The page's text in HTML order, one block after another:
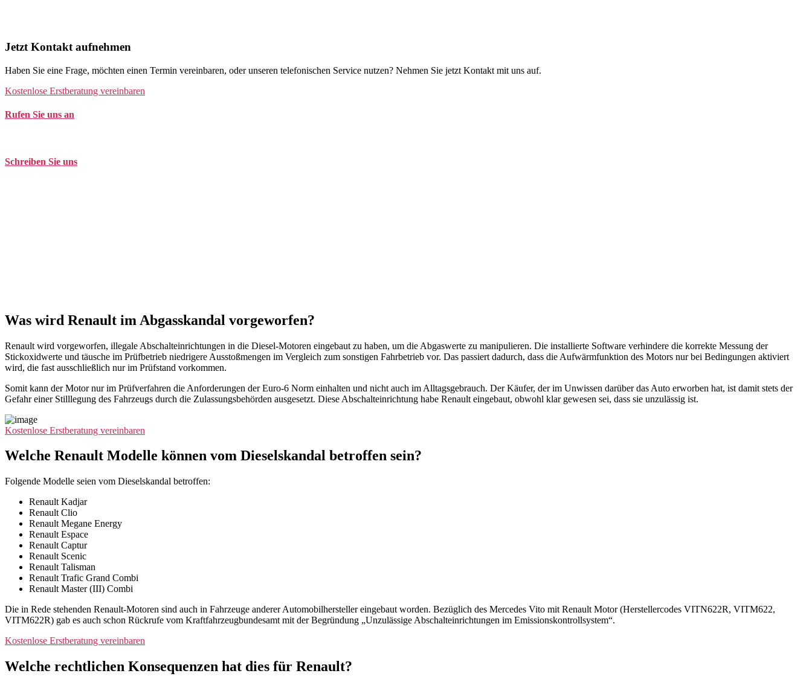
Jetzt Kontakt aufnehmen
Haben Sie eine Frage, möchten einen Termin vereinbaren, oder unseren telefonischen Service nutzen? Nehmen Sie jetzt Kontakt mit uns auf.
Kostenlose Erstberatung vereinbaren
Rufen Sie uns an
Schreiben Sie uns
Was wird Renault im Abgasskandal vorgeworfen?
Renault wird vorgeworfen, illegale Abschalteinrichtungen in die Diesel-Motoren eingebaut zu haben, um die Abgaswerte zu manipulieren. Die installierte Software verhindere die korrekte Messung der
Stickoxidwerte und täusche im Prüfbetrieb niedrigere Ausstoßmengen im Vergleich zum sonstigen Fahrbetrieb vor. Das passiert dadurch, dass die Aufwärmfunktion des Motors nur bei Bedingungen aktiviert
wird, die fast ausschließlich nur im Prüfstand vorkommen.
Somit kann der Motor nur im Prüfverfahren die Anforderungen der Euro-6 Norm einhalten und nicht auch im Alltagsgebrauch. Der Käufer, der im Unwissen darüber das Auto erworben hat, ist damit stets der
Gefahr einer Stilllegung des Fahrzeugs durch die Zulassungsbehörden ausgesetzt. Diese Abschalteinrichtung habe Renault eingebaut, obwohl klar gewesen sei, dass sie unzulässig ist.
Kostenlose Erstberatung vereinbaren
Welche Renault Modelle können vom Dieselskandal betroffen sein?
Folgende Modelle seien vom Dieselskandal betroffen:
Renault Kadjar
Renault Clio
Renault Megane Energy
Renault Espace
Renault Captur
Renault Scenic
Renault Talisman
Renault Trafic Grand Combi
Renault Master (III) Combi
Die in Rede stehenden Renault-Motoren sind auch in Fahrzeuge anderer Automobilhersteller eingebaut worden. Bezüglich des Mercedes Vito mit Renault Motor (Herstellercodes VITN622R, VITM622,
VITM622R) gab es auch schon Rückrufe vom Kraftfahrzeugbundesamt mit der Begründung „Unzulässige Abschalteinrichtungen im Emissionskontrollsystem“.
Kostenlose Erstberatung vereinbaren
Welche rechtlichen Konsequenzen hat dies für Renault?